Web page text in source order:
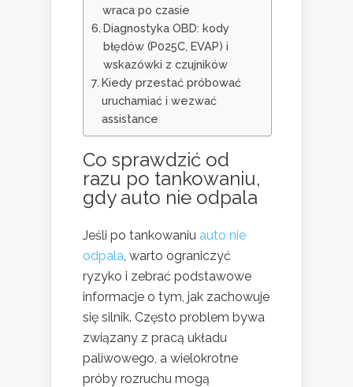
wraca po czasie
Diagnostyka OBD: kody
błędów (P025C, EVAP) i
wskazówki z czujników
Kiedy przestać próbować
uruchamiać i wezwać
assistance
Co sprawdzić od
razu po tankowaniu,
gdy auto nie odpala
Jeśli po tankowaniu auto nie
odpala, warto ograniczyć
ryzyko i zebrać podstawowe
informacje o tym, jak zachowuje
się silnik. Często problem bywa
związany z pracą układu
paliwowego, a wielokrotne
próby rozruchu mogą